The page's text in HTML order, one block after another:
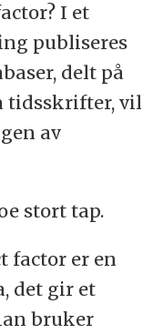
I et
publiseres
delt på
tidsskrifter, vil
av
stort tap.
factor er en
det gir et
bruker